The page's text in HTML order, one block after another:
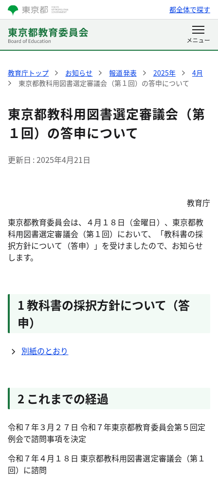
都全体で探す
教育庁トップ お知らせ 報道発表 2025年
4月
東京都教科用図書選定審議会（第１回）の答申について
東京都教科用図書選定審議会（第
１回）の答申について
更新日 2025年4月21日
教育庁
東京都教育委員会は、４月１８日（金曜日）、東京都教
科用図書選定審議会（第１回）において、「教科書の採
択方針について（答申）」を受けましたので、お知らせ
します。
1 教科書の採択方針について（答
申）
別紙のとおり
2 これまでの経過
令和７年３月２７日 令和７年東京都教育委員会第５回定
例会で諮問事項を決定
令和７年４月１８日 東京都教科用図書選定審議会（第１
回）に諮問